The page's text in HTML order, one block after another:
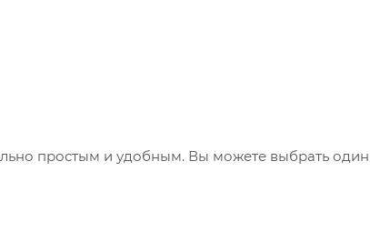
простым и удобным. Вы можете выбрать